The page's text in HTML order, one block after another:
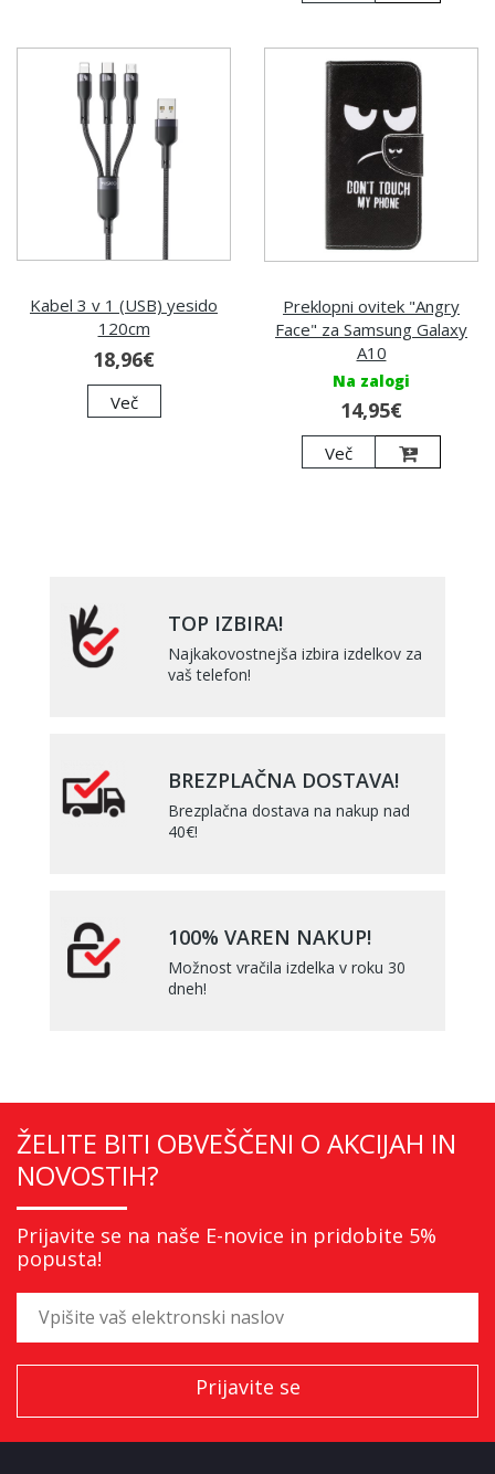
Kabel 3 v 1 (USB) yesido
120cm
18,96€
Več
Preklopni ovitek "Angry
Face" za Samsung Galaxy
A10
Na zalogi
14,95€
Več
TOP IZBIRA!
Najkakovostnejša izbira izdelkov za
vaš telefon!
BREZPLAČNA DOSTAVA!
Brezplačna dostava na nakup nad
40€!
100% VAREN NAKUP!
Možnost vračila izdelka v roku 30
dneh!
ŽELITE BITI OBVEŠČENI O AKCIJAH IN
NOVOSTIH?
Prijavite se na naše E-novice in pridobite 5%
popusta!